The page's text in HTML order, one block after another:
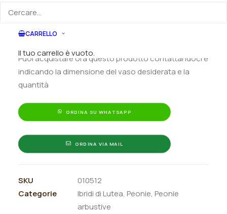
CARRELLO
Il tuo carrello è vuoto.
Peonia
di
Lutea
"Tamworth"
quantità
Puoi acquistare ora questo prodotto contattandoci e
indicando la dimensione del vaso desiderata e la
quantità
ORDINA SU WHATSAPP
ORDINA VIA MAIL
SKU
010512
Categorie
Ibridi di Lutea, Peonie, Peonie
arbustive